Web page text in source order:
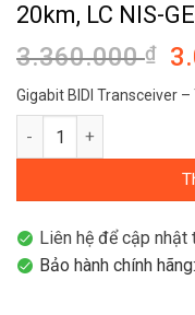
20km, LC NIS-
3.360.000₫
là:
Gigabit BIDI Transceiver
Gigabit BIDI
Liên hệ để cập
Bảo hành chính